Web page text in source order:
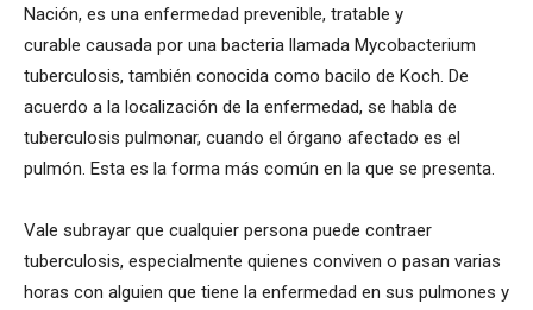
Nación, es una enfermedad prevenible, tratable y
curable causada por una bacteria llamada Mycobacterium
tuberculosis, también conocida como bacilo de Koch. De
acuerdo a la localización de la enfermedad, se habla de
tuberculosis pulmonar, cuando el órgano afectado es el
pulmón. Esta es la forma más común en la que se presenta.
Vale subrayar que cualquier persona puede contraer
tuberculosis, especialmente quienes conviven o pasan varias
horas con alguien que tiene la enfermedad en sus pulmones y